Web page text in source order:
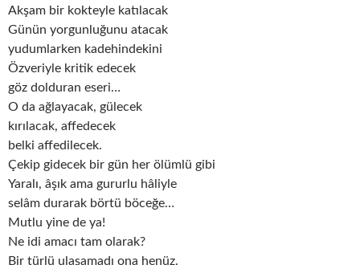
Akşam bir kokteyle katılacak
Günün yorgunluğunu atacak
yudumlarken kadehindekini
Özveriyle kritik edecek
göz dolduran eseri…
O da ağlayacak, gülecek
kırılacak, affedecek
belki affedilecek.
Çekip gidecek bir gün her ölümlü gibi
Yaralı, âşık ama gururlu hâliyle
selâm durarak börtü böceğe…
Mutlu yine de ya!
Ne idi amacı tam olarak?
Bir türlü ulaşamadı ona henüz.